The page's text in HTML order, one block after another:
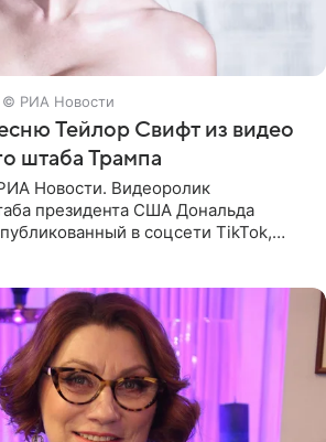
© РИА Новости
Тейлор Свифт из видео
штаба Трампа
Новости. Видеоролик
президента США Дональда
в соцсети TikTok,